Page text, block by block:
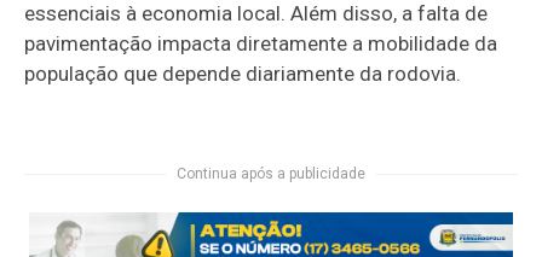
essenciais à economia local. Além disso, a falta de
pavimentação impacta diretamente a mobilidade da
população que depende diariamente da rodovia.
Continua após a publicidade